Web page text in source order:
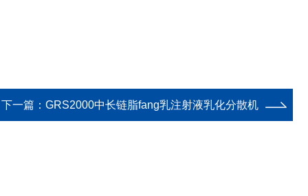
下一篇： GRS2000中长链脂fang乳注射液乳化分散机